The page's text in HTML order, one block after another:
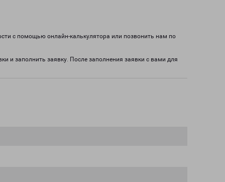
с помощью онлайн-калькулятора или позвонить нам по
и заполнить заявку. После заполнения заявки с вами для